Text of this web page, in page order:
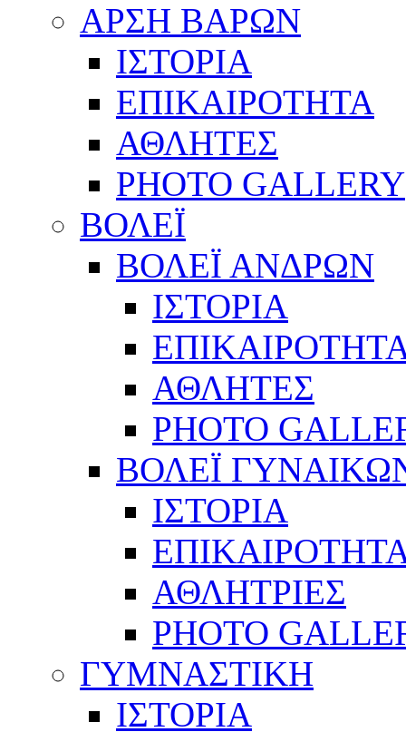
ΑΡΣΗ ΒΑΡΩΝ
ΙΣΤΟΡΙΑ
ΕΠΙΚΑΙΡΟΤΗΤΑ
ΑΘΛΗΤΕΣ
PHOTO GALLERY
ΒΟΛΕΪ
ΒΟΛΕΪ ΑΝΔΡΩΝ
ΙΣΤΟΡΙΑ
ΑΘΛΗΤΕΣ
PHOTO
ΒΟΛΕΪ
ΙΣΤΟΡΙΑ
ΑΘΛΗΤΡΙΕΣ
PHOTO
ΓΥΜΝΑΣΤΙΚΗ
ΙΣΤΟΡΙΑ